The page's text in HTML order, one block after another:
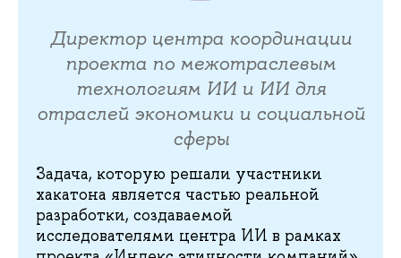
Директор центра координации
проекта по межотраслевым
технологиям ИИ и ИИ для
отраслей экономики и социальной
сферы
Задача, которую решали участники
хакатона является частью реальной
разработки, создаваемой
исследователями центра ИИ в рамках